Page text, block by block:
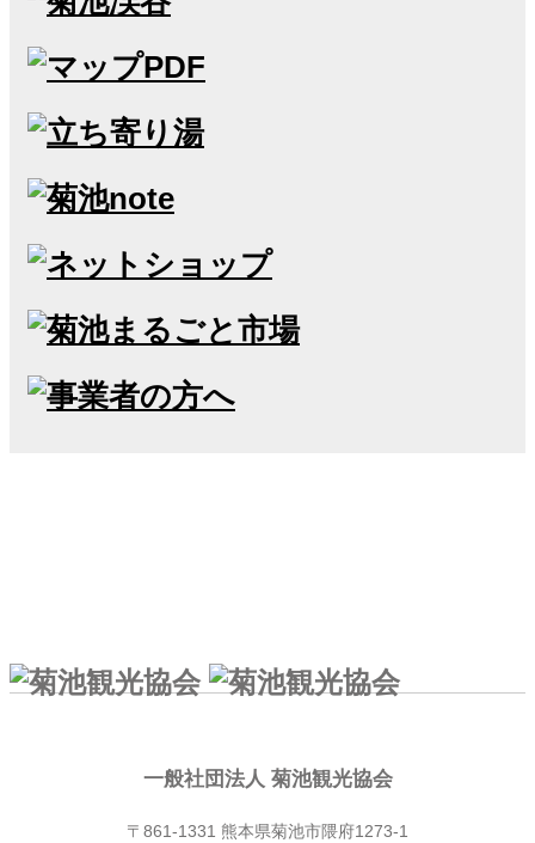
一般社団法人 菊池観光協会一般社団法人 菊池観光協会
〒861-1331 熊本県菊池市隈府1273-1